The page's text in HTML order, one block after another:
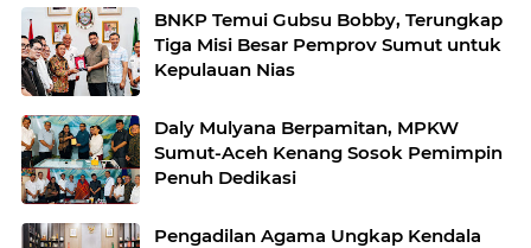
BNKP Temui Gubsu Bobby, Terungkap
Tiga Misi Besar Pemprov Sumut untuk
Kepulauan Nias
Daly Mulyana Berpamitan, MPKW
Sumut-Aceh Kenang Sosok Pemimpin
Penuh Dedikasi
Pengadilan Agama Ungkap Kendala